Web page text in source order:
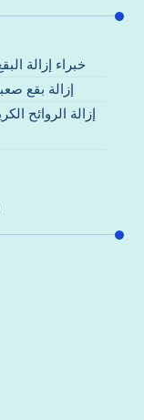
خبراء إزالة
إزالة بقع
إزالة الروائح